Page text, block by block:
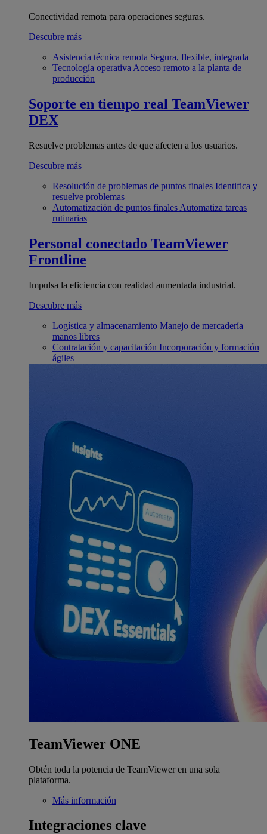
Conectividad remota para operaciones seguras.
Descubre más
Asistencia técnica remota Segura, flexible, integrada
Tecnología operativa Acceso remoto a la planta de
producción
Soporte en tiempo real TeamViewer
DEX
Resuelve problemas antes de que afecten a los usuarios.
Descubre más
Resolución de problemas de puntos finales Identifica y
resuelve problemas
Automatización de puntos finales Automatiza tareas
rutinarias
Personal conectado TeamViewer
Frontline
Impulsa la eficiencia con realidad aumentada industrial.
Descubre más
Logística y almacenamiento Manejo de mercadería
manos libres
Contratación y capacitación Incorporación y formación
ágiles
TeamViewer ONE
Obtén toda la potencia de TeamViewer en una sola
plataforma.
Más información
Integraciones clave